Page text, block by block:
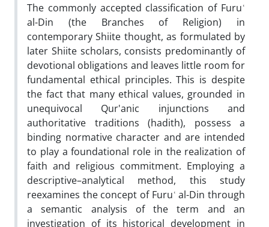
The commonly accepted classification of Furuʿ
al-Din (the Branches of Religion) in
contemporary Shiite thought, as formulated by
later Shiite scholars, consists predominantly of
devotional obligations and leaves little room for
fundamental ethical principles. This is despite
the fact that many ethical values, grounded in
unequivocal Qur'anic injunctions and
authoritative traditions (hadith), possess a
binding normative character and are intended
to play a foundational role in the realization of
faith and religious commitment. Employing a
descriptive–analytical method, this study
reexamines the concept of Furuʿ al-Din through
a semantic analysis of the term and an
investigation of its historical development in